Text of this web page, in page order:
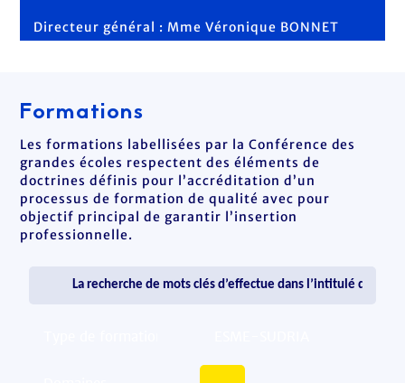
Directeur général : Mme Véronique BONNET
Formations
Les formations labellisées par la Conférence des
grandes écoles respectent des éléments de
doctrines définis pour l’accréditation d’un
processus de formation de qualité avec pour
objectif principal de garantir l’insertion
professionnelle.